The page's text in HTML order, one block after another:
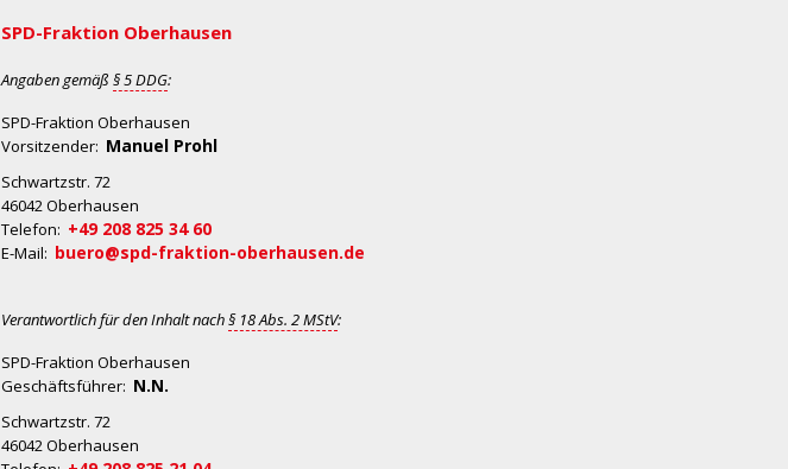
SPD-Fraktion Oberhausen
Angaben gemäß § 5 DDG:
SPD-Fraktion Oberhausen
Vorsitzender: Manuel Prohl
Schwartzstr. 72
46042 Oberhausen
Telefon: +49 208 825 34 60
E-Mail: buero@spd-fraktion-oberhausen.de
Verantwortlich für den Inhalt nach§ 18 Abs. 2 MStV:
SPD-Fraktion Oberhausen
Geschäftsführer: N.N.
Schwartzstr. 72
46042 Oberhausen